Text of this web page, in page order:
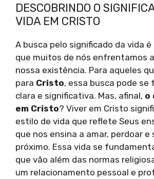
DESCOBRINDO O
VIDA EM CRISTO
A busca pelo significado da vida
que muitos de nós enfrentamos
nossa existência. Para aqueles
para Cristo, essa busca pode se
clara e significativa. Mas, afinal, o
em Cristo? Viver em Cristo
estilo de vida que reflete Seus
que nos ensina a amar, perdoar e
próximo. Essa vida se
que vão além das normas
um relacionamento pessoal e